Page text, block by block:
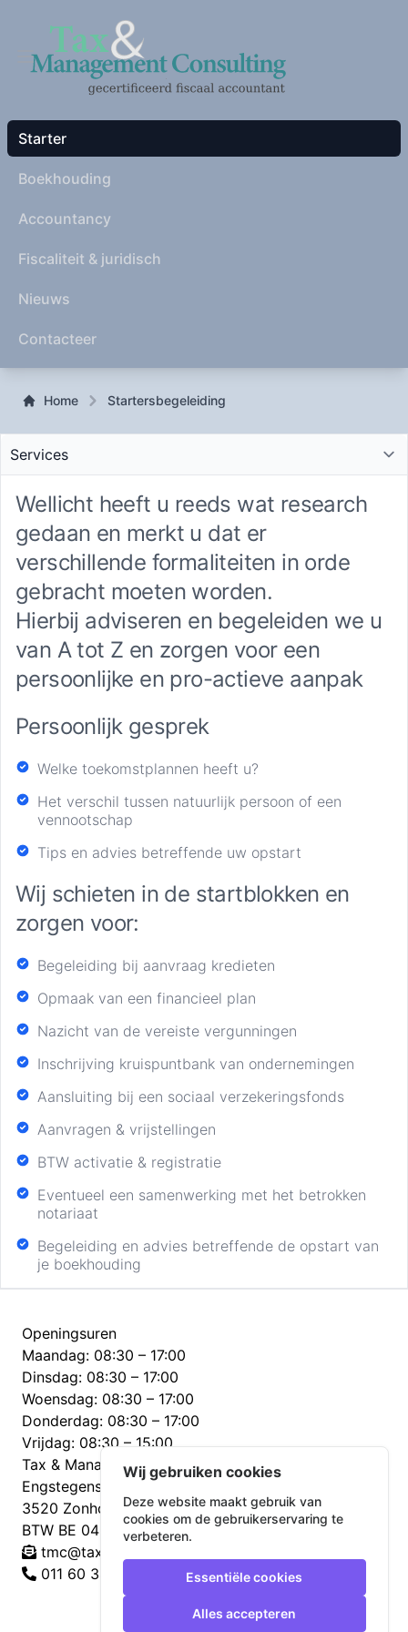
Home
Starter
Boekhouding
Accountancy
Fiscaliteit & juridisch
Nieuws
Contacteer
Home Startersbegeleiding
Select tab
Wellicht heeft u reeds wat research
gedaan en merkt u dat er
verschillende formaliteiten in orde
gebracht moeten worden.
Hierbij adviseren en begeleiden we u
van A tot Z en zorgen voor een
persoonlijke en pro-actieve aanpak
Persoonlijk gesprek
Welke toekomstplannen heeft u?
Het verschil tussen natuurlijk persoon of een
vennootschap
Tips en advies betreffende uw opstart
Wij schieten in de startblokken en
zorgen voor:
Begeleiding bij aanvraag kredieten
Opmaak van een financieel plan
Nazicht van de vereiste vergunningen
Inschrijving kruispuntbank van ondernemingen
Aansluiting bij een sociaal verzekeringsfonds
Aanvragen & vrijstellingen
BTW activatie & registratie
Eventueel een samenwerking met het betrokken
notariaat
Begeleiding en advies betreffende de opstart van
je boekhouding
Wij gebruiken cookies
Deze website maakt gebruik van
cookies om de gebruikerservaring te
verbeteren.
Essentiële cookies
Alles accepteren
Openingsuren
Maandag: 08:30 – 17:00
Dinsdag: 08:30 – 17:00
Woensdag: 08:30 – 17:00
Donderdag: 08:30 – 17:00
Vrijdag: 08:30 – 15:00
Tax & Management Consulting bv
Engstegenseweg 18 bus 1
3520 Zonhoven
BTW BE 0453 459 558
tmc@tax-consulting.be
011 60 34 57